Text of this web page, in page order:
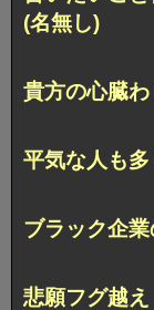
(名無し)
貴方の心臓
平気な人も
ブラック企
悲願フグ越